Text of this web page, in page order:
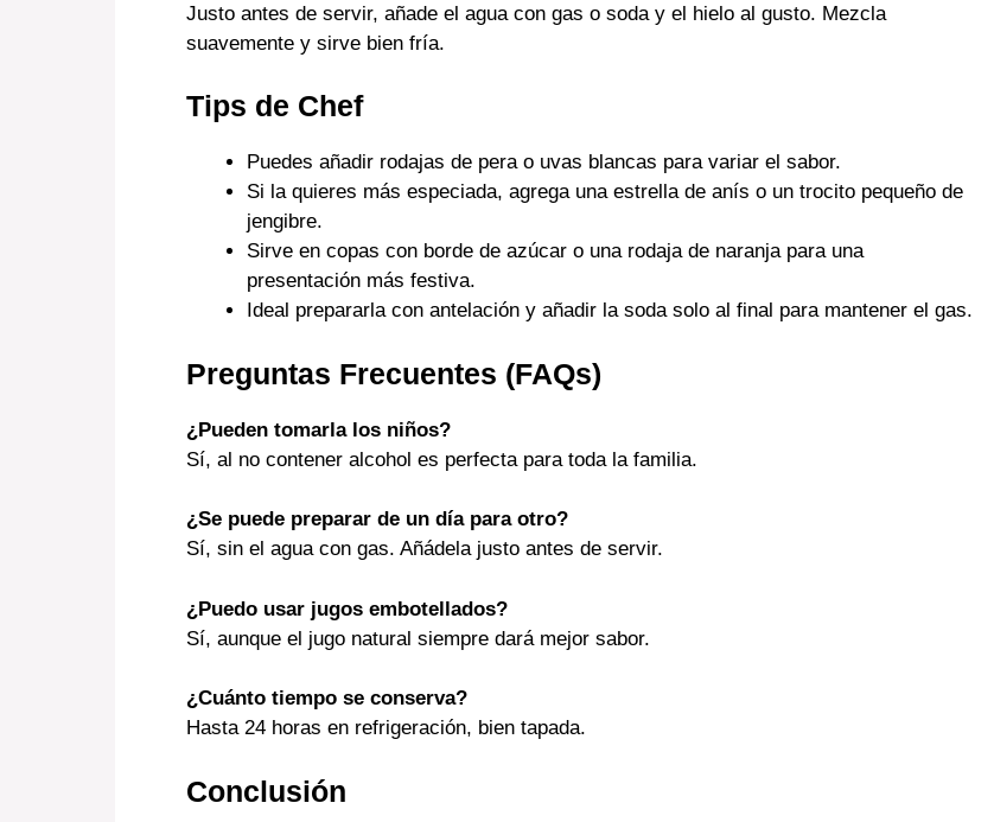
Justo antes de servir, añade el agua con gas o soda y el hielo al gusto. Mezcla
suavemente y sirve bien fría.
Tips de Chef
Puedes añadir rodajas de pera o uvas blancas para variar el sabor.
Si la quieres más especiada, agrega una estrella de anís o un trocito pequeño de
jengibre.
Sirve en copas con borde de azúcar o una rodaja de naranja para una
presentación más festiva.
Ideal prepararla con antelación y añadir la soda solo al final para mantener el gas.
Preguntas Frecuentes (FAQs)
¿Pueden tomarla los niños?
Sí, al no contener alcohol es perfecta para toda la familia.
¿Se puede preparar de un día para otro?
Sí, sin el agua con gas. Añádela justo antes de servir.
¿Puedo usar jugos embotellados?
Sí, aunque el jugo natural siempre dará mejor sabor.
¿Cuánto tiempo se conserva?
Hasta 24 horas en refrigeración, bien tapada.
Conclusión